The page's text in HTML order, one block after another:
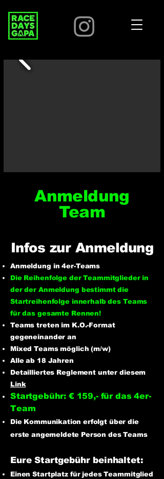
Anmeldung
Team
Infos zur Anmeldung
Anmeldung in 4er-Teams
Die Reihenfolge der Teammitglieder in
der der Anmeldung bestimmt die
Startreihenfolge innerhalb des Teams
für das gesamte Rennen!
Teams treten im K.O.-Format
gegeneinander an
Mixed Teams möglich (m/w)
Alle ab 18 Jahren
Detailliertes Reglement unter diesem
Link
Startgebühr: € 159,- für das 4er-
Team
​Die Kommunikation erfolgt über die
erste angemeldete Person des Teams
Eure Startgebühr beinhaltet:
Einen Startplatz für jedes Teammitglied